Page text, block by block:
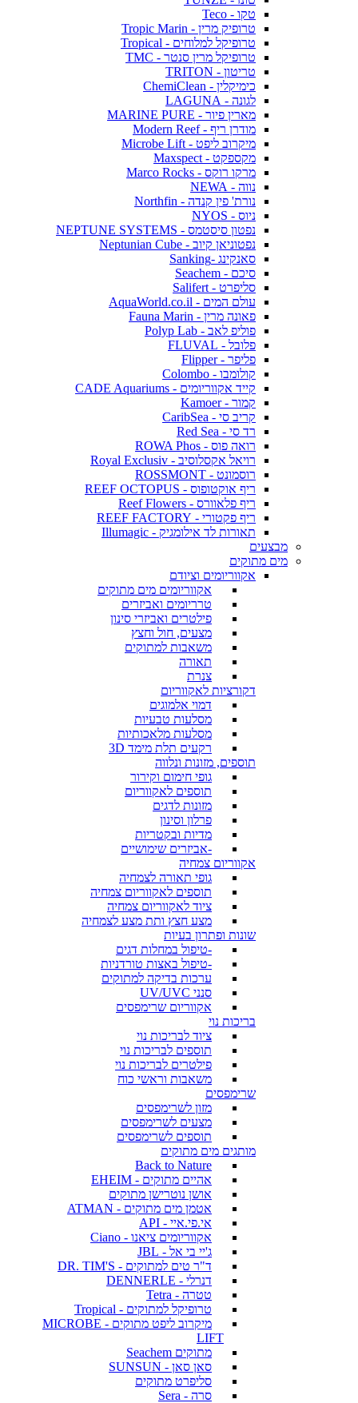
טקו - Teco
טרופיק מרין - Tropic Marin
טרופיקל למלוחים - Tropical
טרופיקל מרין סנטר - TMC
טריטון - TRITON
כימיקלין - ChemiClean
לגונה - LAGUNA
מארין פיור - MARINE PURE
מודרן ריף - Modern Reef
מיקרוב ליפט - Microbe Lift
מקספקט - Maxspect
מרקו רוקס - Marco Rocks
נווה - NEWA
נורת' פין קנדה - Northfin
ניוס - NYOS
נפטון סיסטמס - NEPTUNE SYSTEMS
נפטוניאן קיוב - Neptunian Cube
סאנקינג -Sanking
סיכם - Seachem
סליפרט - Salifert
עולם המים - AquaWorld.co.il
פאונה מרין - Fauna Marin
פוליפ לאב - Polyp Lab
פלובל - FLUVAL
פליפר - Flipper
קולומבו - Colombo
קייד אקווריומים - CADE Aquariums
קמור - Kamoer
קריב סי - CaribSea
רד סי - Red Sea
רואה פוס - ROWA Phos
רויאל אקסלוסיב - Royal Exclusiv
רוסמונט - ROSSMONT
ריף אוקטופוס - REEF OCTOPUS
ריף פלאוורס - Reef Flowers
ריף פקטורי - REEF FACTORY
תאורות לד אילומגיק - Illumagic
מבצעים
מים מתוקים
אקווריומים וציודם
אקווריומים מים מתוקים
טרריומים ואביזרים
פילטרים ואביזרי סינון
מצעים, חול וחצץ
משאבות למתוקים
תאורה
צנרת
דקורציות לאקווריום
דמוי אלמוגים
מסלעות טבעיות
מסלעות מלאכותיות
רקעים תלת מימד 3D
תוספים, מזונות ונלווה
גופי חימום וקירור
תוספים לאקווריום
מזונות לדגים
פרלון וסינון
מדיות ובקטריות
-אביזרים שימושיים
אקווריום צמחיה
גופי תאורה לצמחיה
תוספים לאקווריום צמחיה
ציוד לאקווריום צמחיה
מצע חצץ ותת מצע לצמחיה
שונות ופתרון בעיות
-טיפול במחלות דגים
-טיפול באצות טורדניות
ערכות בדיקה למתוקים
סנני UV/UVC
אקווריום שרימפסים
בריכות נוי
ציוד לבריכות נוי
תוספים לבריכות נוי
פילטרים לבריכות נוי
משאבות וראשי כוח
שרימפסים
מזון לשרימפסים
מצעים לשרימפסים
תוספים לשרימפסים
מותגים מים מתוקים
Back to Nature
אהיים מתוקים - EHEIM
אושן נוטרישן מתוקים
אטמן מים מתוקים - ATMAN
אי.פי.איי - API
אקווריומים ציאנו - Ciano
ג'יי בי אל - JBL
ד"ר טים למתוקים - DR. TIM'S
דנרלי - DENNERLE
טטרה - Tetra
טרופיקל למתוקים - Tropical
מיקרוב ליפט מתוקים - MICROBE
LIFT
מתוקים Seachem
סאן סאן - SUNSUN
סליפרט מתוקים
סרה - Sera